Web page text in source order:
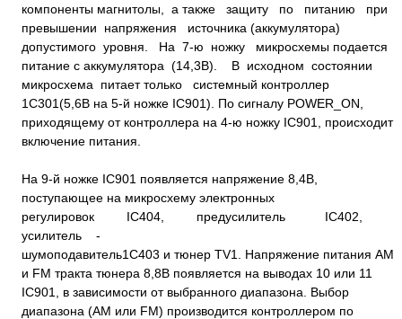
компоненты магнитолы, а также защиту по питанию при
превышении напряжения источника (аккумулятора)
допустимого уровня. На 7-ю ножку микросхемы подается
питание с аккумулятора (14,3В). В исходном состоянии
микросхема питает только системный контроллер
1С301(5,6В на 5-й ножке IC901). По сигналу POWER_ON,
приходящему от контроллера на 4-ю ножку IC901, происходит
включение питания.
На 9-й ножке IC901 появляется напряжение 8,4В,
поступающее на микросхему электронных
регулировок IC404, предусилитель IC402,
усилитель -
шумоподавитель1С403 и тюнер TV1. Напряжение питания AM
и FM тракта тюнера 8,8В появляется на выводах 10 или 11
IC901, в зависимости от выбранного диапазона. Выбор
диапазона (AM или FM) производится контроллером по